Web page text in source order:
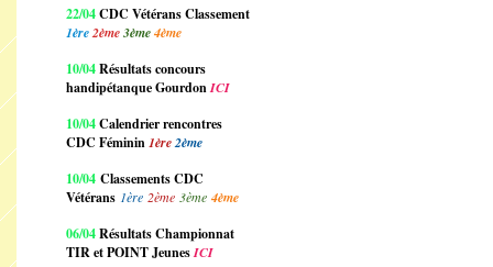
22/04CDC Vétérans Classement
1ère2ème3ème4ème
10/04Résultats concours
handipétanque GourdonICI
10/04Calendrier rencontres
CDC Féminin1ère2ème
10/04 Classements CDC
Vétérans 1ère 2ème 3ème 4ème
06/04Résultats Championnat
TIR et POINT JeunesICI